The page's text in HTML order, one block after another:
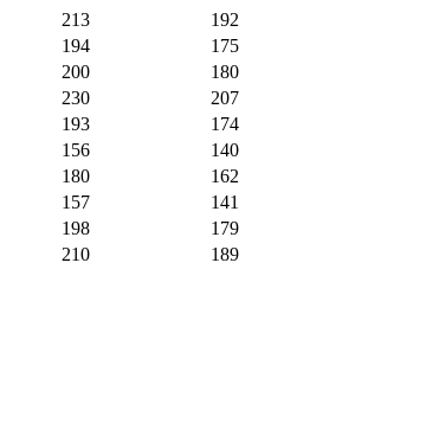
213
192
194
175
200
180
230
207
193
174
156
140
180
162
157
141
198
179
210
189